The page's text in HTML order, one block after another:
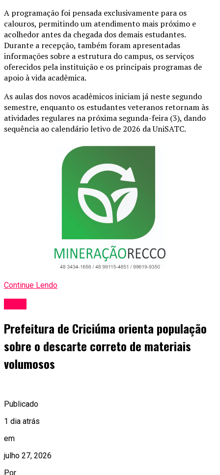
A programação foi pensada exclusivamente para os
calouros, permitindo um atendimento mais próximo e
acolhedor antes da chegada dos demais estudantes.
Durante a recepção, também foram apresentadas
informações sobre a estrutura do campus, os serviços
oferecidos pela instituição e os principais programas de
apoio à vida acadêmica.
As aulas dos novos acadêmicos iniciam já neste segundo
semestre, enquanto os estudantes veteranos retornam às
atividades regulares na próxima segunda-feira (3), dando
sequência ao calendário letivo de 2026 da UniSATC.
Continue Lendo
Prefeitura de Criciúma orienta população
sobre o descarte correto de materiais
volumosos
Publicado
1 dia atrás
em
julho 27, 2026
Por